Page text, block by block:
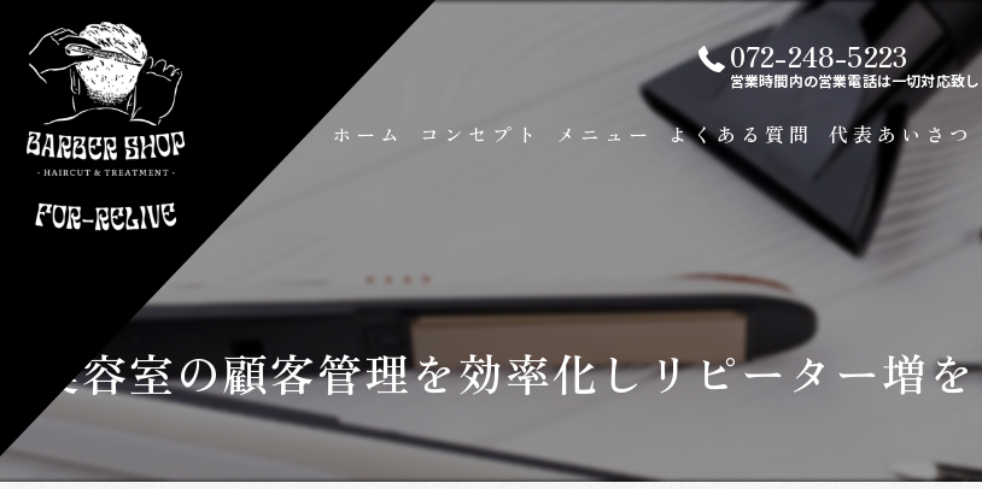
072-248-5223
営業時間内の営業電話は一切対応致し
ホーム コンセプト メニュー よくある質問 代表あいさつ
美容室の顧客管理を効率化しリピーター増